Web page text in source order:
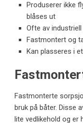
Produserer ikke
blåses ut
Ofte av
Fastmontert og
Kan plasseres i
Fastmonterte
bruk på båter. Disse
lite vedlikehold og er